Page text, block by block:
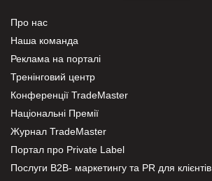
Про нас
Наша команда
Реклама на порталі
Тренінговий центр
Конференції TradeMaster
Національні Премії
Журнал TradeMaster
Портал про Private Label
Послуги В2В- маркетингу та PR для клієнтів